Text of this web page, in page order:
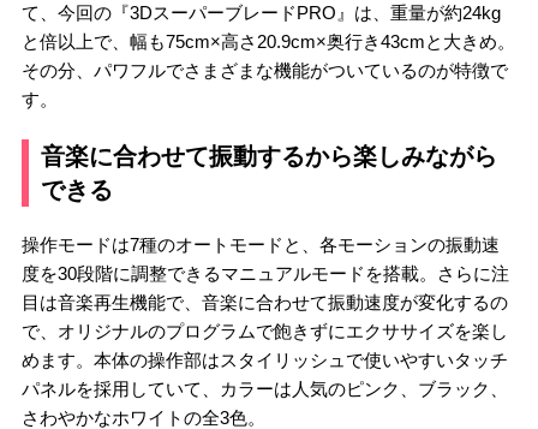
て、今回の『3DスーパーブレードPRO』は、重量が約24kg
と倍以上で、幅も75cm×高さ20.9cm×奥行き43cmと大きめ。
その分、パワフルでさまざまな機能がついているのが特徴で
す。
音楽に合わせて振動するから楽しみながら
できる
操作モードは7種のオートモードと、各モーションの振動速
度を30段階に調整できるマニュアルモードを搭載。さらに注
目は音楽再生機能で、音楽に合わせて振動速度が変化するの
で、オリジナルのプログラムで飽きずにエクササイズを楽し
めます。本体の操作部はスタイリッシュで使いやすいタッチ
パネルを採用していて、カラーは人気のピンク、ブラック、
さわやかなホワイトの全3色。